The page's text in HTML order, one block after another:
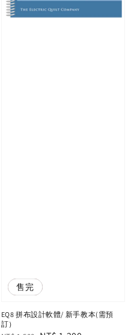
優惠
售完
EQ8 拼布設計軟體/ 新手教本(需預
訂）